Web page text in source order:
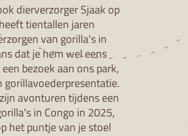
dierverzorger Sjaak op
tientallen jaren
van gorilla's in
dat je hem wel eens
bezoek aan ons park,
gorillavoederpresentatie.
avonturen tijdens een
in Congo in 2025,
het puntje van je stoel